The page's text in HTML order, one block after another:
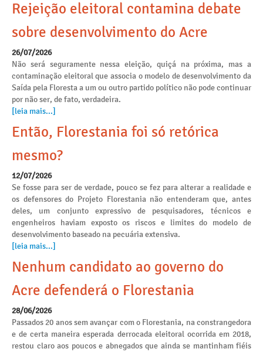
Rejeição eleitoral contamina debate
sobre desenvolvimento do Acre
26/07/2026
Não será seguramente nessa eleição, quiçá na próxima, mas a
contaminação eleitoral que associa o modelo de desenvolvimento da
Saída pela Floresta a um ou outro partido político não pode continuar
por não ser, de fato, verdadeira.
[leia mais...]
Então, Florestania foi só retórica
mesmo?
12/07/2026
Se fosse para ser de verdade, pouco se fez para alterar a realidade e
os defensores do Projeto Florestania não entenderam que, antes
deles, um conjunto expressivo de pesquisadores, técnicos e
engenheiros haviam exposto os riscos e limites do modelo de
desenvolvimento baseado na pecuária extensiva.
[leia mais...]
Nenhum candidato ao governo do
Acre defenderá o Florestania
28/06/2026
Passados 20 anos sem avançar com o Florestania, na constrangedora
e de certa maneira esperada derrocada eleitoral ocorrida em 2018,
restou claro aos poucos e abnegados que ainda se mantinham fiéis